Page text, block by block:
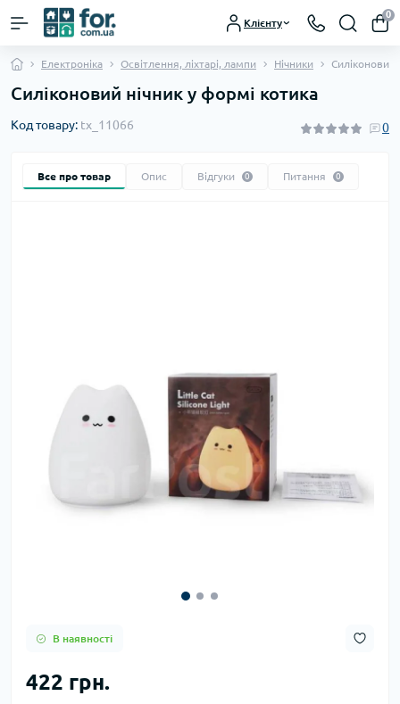
Клієнту
0
Електроніка Освітлення, ліхтарі, лампи Нічники Силіконовий
Силіконовий нічник у формі котика
Код товару: tx_11066 0
Все про товар Опис Відгуки 0 Питання 0
В наявності
422 грн.